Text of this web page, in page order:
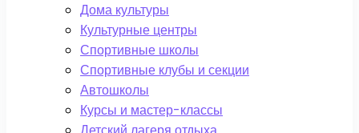
Дома культуры
Культурные центры
Спортивные школы
Спортивные клубы и секции
Автошколы
Курсы и мастер-классы